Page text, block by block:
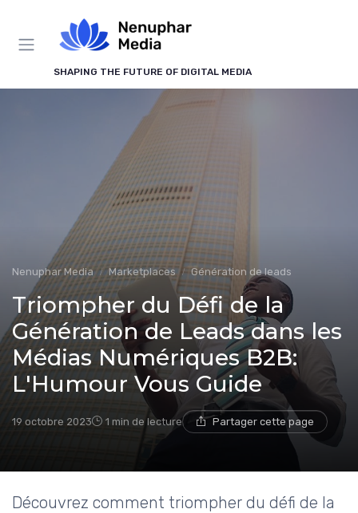
SHAPING THE FUTURE OF DIGITAL MEDIA
Nenuphar Media Marketplaces Génération de leads
Triompher du Défi de la
Génération de Leads dans les
Médias Numériques B2B:
L'Humour Vous Guide
19 octobre 2023 1 min de lecture Partager cette page
Découvrez comment triompher du défi de la